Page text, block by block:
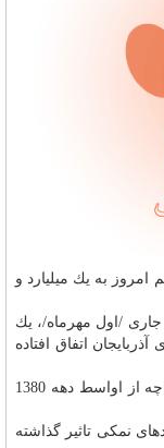
داد: این حجم امروز به یك میلیارد و
جاری /اول مهرماه/، یك
اتفاق افتاده
به گزارش حیوان خانگی به نقل از ایرنا، دریاچه ارومیه بزرگترین آبگیر دائمی در شمال غرب فلات ایران است؛ این دریاچه از اواسط دهه 1380
نمكی تاثیر گذاشته